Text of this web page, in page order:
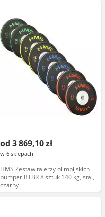
od 3 869,10 zł
w 6 sklepach
HMS Zestaw talerzy olimpijskich
bumper BTBR 8 sztuk 140 kg, stal,
czarny